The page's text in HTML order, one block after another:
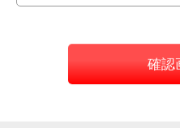
確認